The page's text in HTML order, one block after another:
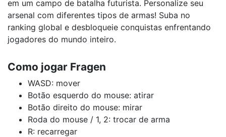
em um campo de batalha futurista. Personalize seu
arsenal com diferentes tipos de armas! Suba no
ranking global e desbloqueie conquistas enfrentando
jogadores do mundo inteiro.
Como jogar Fragen
WASD: mover
Botão esquerdo do mouse: atirar
Botão direito do mouse: mirar
Roda do mouse / 1, 2: trocar de arma
R: recarregar